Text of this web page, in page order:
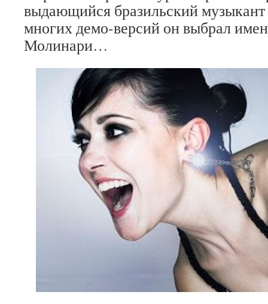
выдающийся бразильский
многих демо-версий он выбрал
Молинари…